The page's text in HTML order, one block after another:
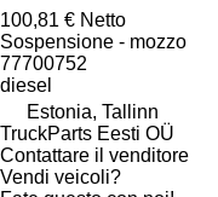
100,81 € Netto
Sospensione - mozzo
77700752
diesel
Estonia, Tallinn
TruckParts Eesti OÜ
Contattare il venditore
Vendi veicoli?